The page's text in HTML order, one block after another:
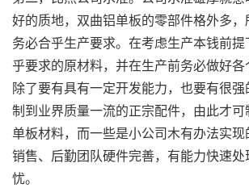
好的质地， 双曲铝单板的零部件格外多
务必合乎生产要求。在考虑生产本钱前
乎要求的原材料，并在生产前务必做好
除了要有具有一定开发能力，也要有很
制到业界质量一流的正宗配件，由此才
单板材料，而一些是小公司木有办法实现
销售、后勤团队硬件完善，有能力快速
忧。